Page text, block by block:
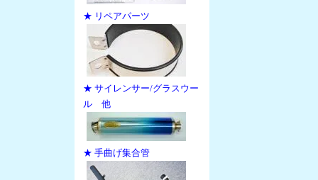
★ リペアパーツ
★ サイレンサー/グラスウー
ル 他
★ 手曲げ集合管